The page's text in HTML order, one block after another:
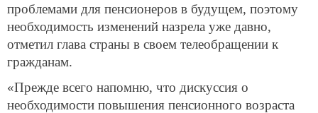
проблемами для пенсионеров в будущем, поэтому
необходимость изменений назрела уже давно,
отметил глава страны в своем телеобращении к
гражданам.
«Прежде всего напомню, что дискуссия о
необходимости повышения пенсионного возраста